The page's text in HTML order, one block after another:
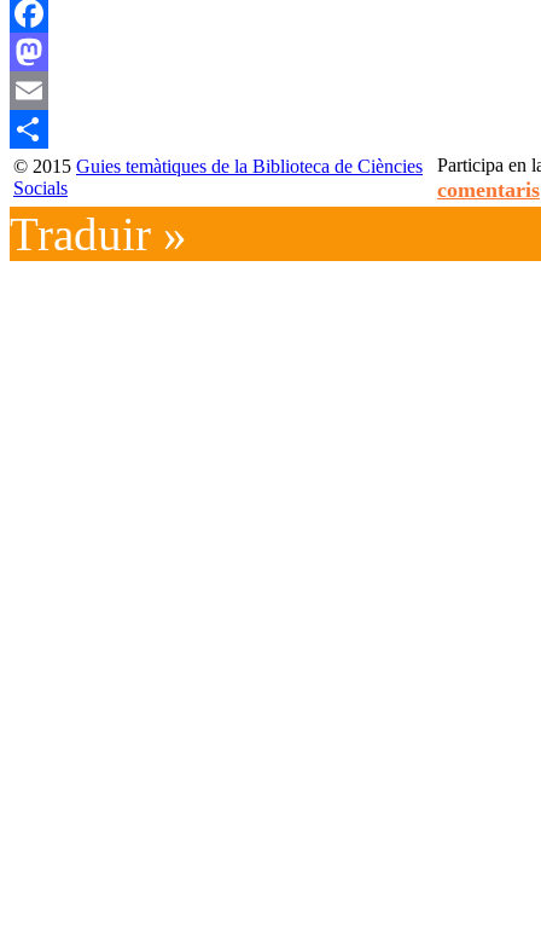
Facebook
Mastodon
Email
Compartir
© 2015 Guies temàtiques de la Biblioteca de Ciències
Socials
Participa en
comentaris
Traduir »